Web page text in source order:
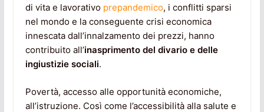
di vita e lavorativo prepandemico, i conflitti sparsi
nel mondo e la conseguente crisi economica
innescata dall’innalzamento dei prezzi, hanno
contribuito all’inasprimento del divario e delle
ingiustizie sociali.
Povertà, accesso alle opportunità economiche,
all’istruzione. Così come l’accessibilità alla salute e